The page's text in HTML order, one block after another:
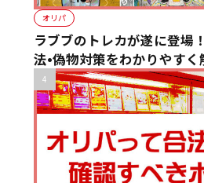
オリパ
ラブブのトレカが遂に登場
法•偽物対策をわかりやすく